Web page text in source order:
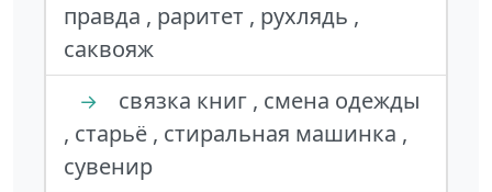
правда , раритет , рухлядь ,
саквояж
→
связка книг , смена одежды
, старьё , стиральная машинка ,
сувенир